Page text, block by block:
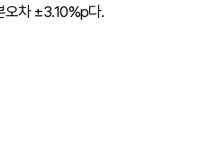
오차 ±3.10%p다.